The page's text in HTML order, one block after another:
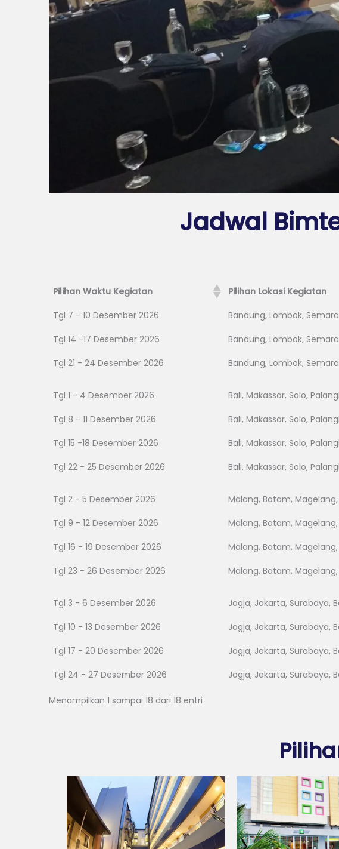
Jadwal
Pilihan Waktu Kegiatan Pilihan Lokasi Kegiatan
Tgl 7 - 10 Desember 2026
Bandung, Lombok,
Tgl 14 -17 Desember 2026
Bandung, Lombok,
Tgl 21 - 24 Desember 2026
Bandung, Lombok,
Tgl 1 - 4 Desember 2026 Bali, Makassar, Solo,
Tgl 8 - 11 Desember 2026
Bali, Makassar, Solo,
Tgl 15 -18 Desember 2026
Bali, Makassar, Solo,
Tgl 22 - 25 Desember 2026
Bali, Makassar, Solo,
Tgl 2 - 5 Desember 2026 Malang, Batam,
Tgl 9 - 12 Desember 2026
Malang, Batam,
Tgl 16 - 19 Desember 2026
Malang, Batam,
Tgl 23 - 26 Desember 2026
Malang, Batam,
Tgl 3 - 6 Desember 2026 Jogja, Jakarta, Surabaya,
Tgl 10 - 13 Desember 2026
Jogja, Jakarta, Surabaya,
Tgl 17 - 20 Desember 2026
Jogja, Jakarta, Surabaya,
Tgl 24 - 27 Desember 2026
Jogja, Jakarta, Surabaya,
Menampilkan 1 sampai 18 dari 18 entri